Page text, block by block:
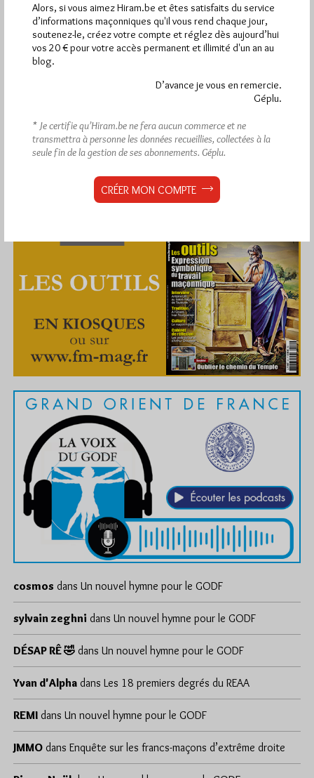
cosmos dans Un nouvel hymne pour le GODF
sylvain zeghni dans Un nouvel hymne pour le GODF
DÉSAP RÊ 🤣 dans Un nouvel hymne pour le GODF
Yvan d'Alpha dans Les 18 premiers degrés du REAA
REMI dans Un nouvel hymne pour le GODF
JMMO dans Enquête sur les francs-maçons d’extrême droite
Alors, si vous aimez Hiram.be et êtes satisfaits du service
d’informations maçonniques qu'il vous rend chaque jour,
soutenez-le, créez votre compte et réglez dès aujourd’hui
vos 20 € pour votre accès permanent et illimité d'un an au
blog.
D’avance je vous en remercie.
Géplu.
* Je certifie qu’Hiram.be ne fera aucun commerce et ne
transmettra à personne les données recueillies, collectées à la
seule fin de la gestion de ses abonnements. Géplu.
CRÉER MON COMPTE